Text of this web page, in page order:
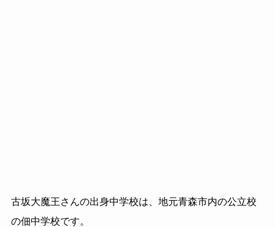
古坂大魔王さんの出身中学校は、地元青森市内の公立校
の佃中学校です。